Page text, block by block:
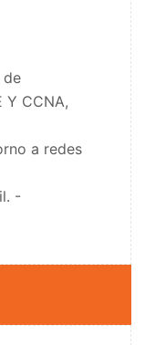
de
Y CCNA,
a redes
-